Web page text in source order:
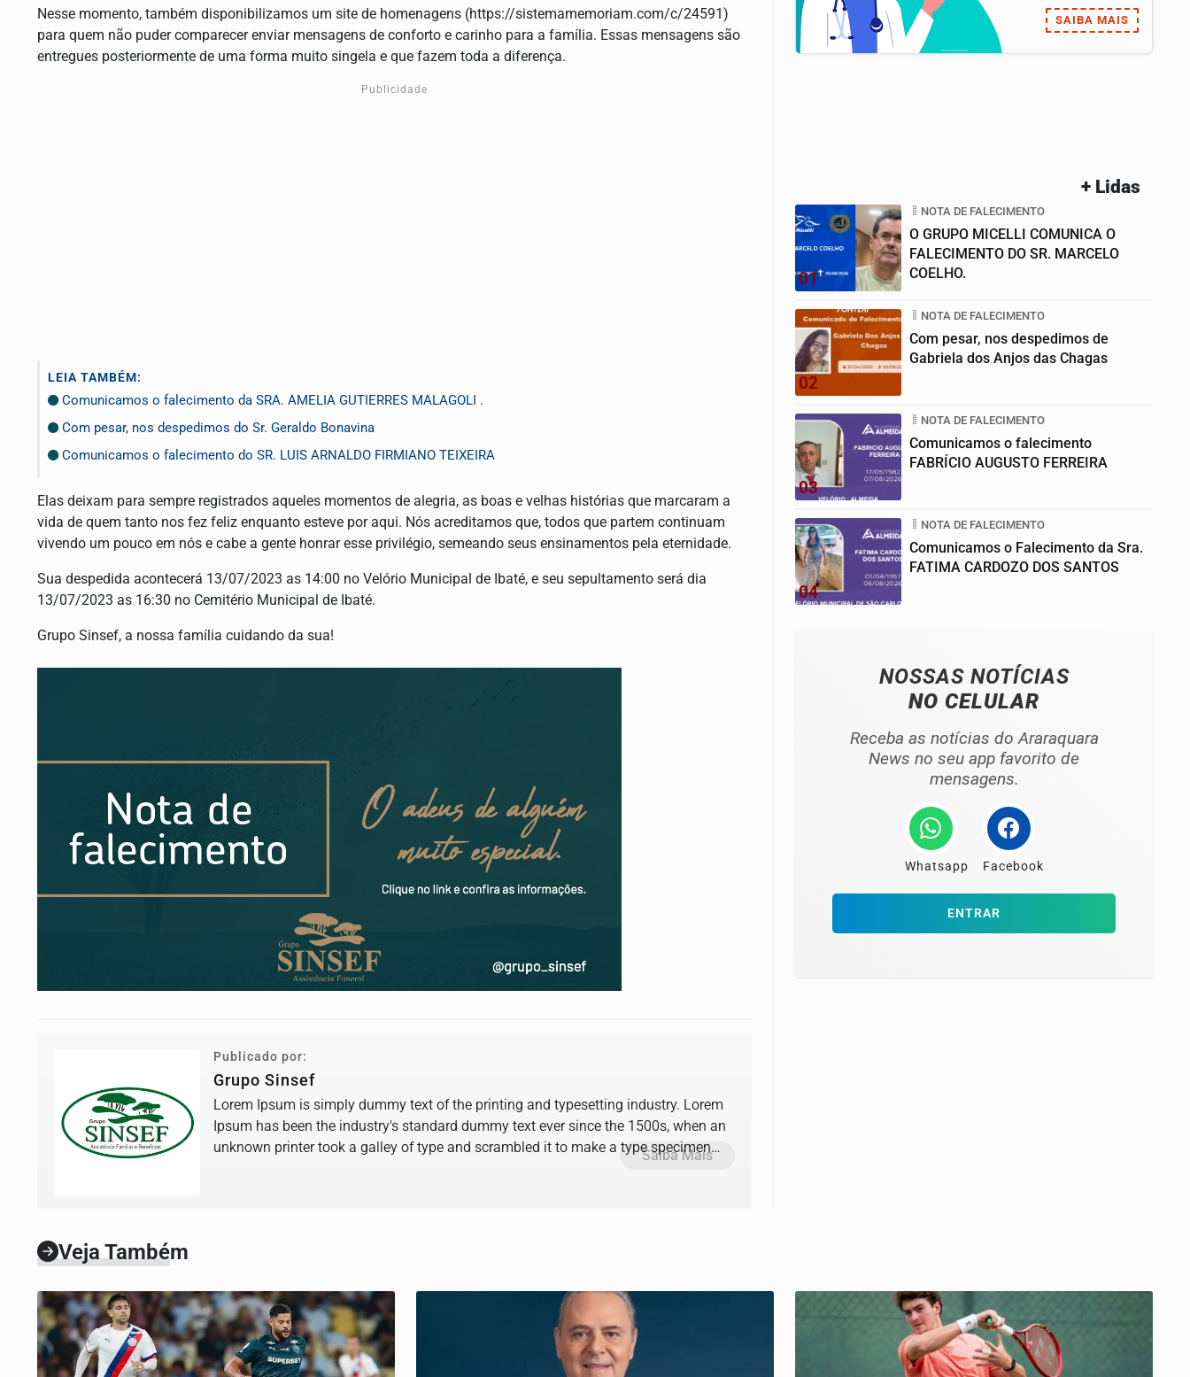
Nesse momento, também disponibilizamos um site de homenagens (https://sistemamemoriam.com/c/24591)
para quem não puder comparecer enviar mensagens de conforto e carinho para a família. Essas mensagens são
entregues posteriormente de uma forma muito singela e que fazem toda a diferença.
Publicidade
LEIA TAMBÉM:
Comunicamos o falecimento da SRA. AMELIA GUTIERRES MALAGOLI .
Com pesar, nos despedimos do Sr. Geraldo Bonavina
Comunicamos o falecimento do SR. LUIS ARNALDO FIRMIANO TEIXEIRA
Elas deixam para sempre registrados aqueles momentos de alegria, as boas e velhas histórias que marcaram a
vida de quem tanto nos fez feliz enquanto esteve por aqui. Nós acreditamos que, todos que partem continuam
vivendo um pouco em nós e cabe a gente honrar esse privilégio, semeando seus ensinamentos pela eternidade.
Sua despedida acontecerá 13/07/2023 as 14:00 no Velório Municipal de Ibaté, e seu sepultamento será dia
13/07/2023 as 16:30 no Cemitério Municipal de Ibaté.
Grupo Sinsef, a nossa família cuidando da sua!
Publicado por:
Grupo Sinsef
Lorem Ipsum is simply dummy text of the printing and typesetting industry. Lorem
Ipsum has been the industry's standard dummy text ever since the 1500s, when an
unknown printer took a galley of type and scrambled it to make a type specimen
Saiba Mais
SAIBA MAIS
+ Lidas
01
NOTA DE FALECIMENTO
O GRUPO MICELLI COMUNICA O
FALECIMENTO DO SR. MARCELO
COELHO.
02
NOTA DE FALECIMENTO
Com pesar, nos despedimos de
Gabriela dos Anjos das Chagas
03
NOTA DE FALECIMENTO
Comunicamos o falecimento
FABRÍCIO AUGUSTO FERREIRA
04
NOTA DE FALECIMENTO
Comunicamos o Falecimento da Sra.
FATIMA CARDOZO DOS SANTOS
NOSSAS NOTÍCIAS
NO CELULAR
Receba as notícias do Araraquara
News no seu app favorito de
mensagens.
Whatsapp Facebook
ENTRAR
Veja Também